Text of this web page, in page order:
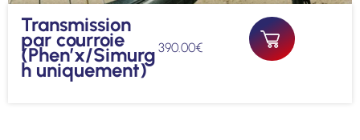
Transmission
par courroie
(Phen’x/Simurg
h uniquement)
390.00€